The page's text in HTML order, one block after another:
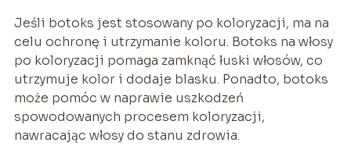
Jeśli botoks jest stosowany po koloryzacji, ma na
celu ochronę i utrzymanie koloru. Botoks na włosy
po koloryzacji pomaga zamknąć łuski włosów, co
utrzymuje kolor i dodaje blasku. Ponadto, botoks
może pomóc w naprawie uszkodzeń
spowodowanych procesem koloryzacji,
nawracając włosy do stanu zdrowia.